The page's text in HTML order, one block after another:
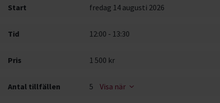
Start fredag 14 augusti 2026
Tid 12:00 - 13:30
Pris 1 500 kr
Antal tillfällen 5 Visa när